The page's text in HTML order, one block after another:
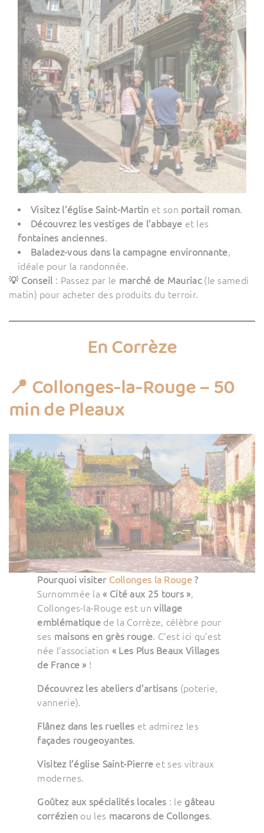
Visitez l’église Saint-Martin et son portail roman.
Découvrez les vestiges de l’abbaye et les
fontaines anciennes.
Baladez-vous dans la campagne environnante,
idéale pour la randonnée.
💡 Conseil : Passez par le marché de Mauriac(le samedi
matin) pour acheter des produits du terroir.
En Corrèze
📍 Collonges-la-Rouge – 50
min de Pleaux
Pourquoi visiter Collonges la Rouge?
Surnommée la« Cité aux 25 tours »,
Collonges-la-Rouge est unvillage
emblématique de la Corrèze, célèbre pour
ses maisons en grès rouge. C’est ici qu’est
née l’association « Les Plus Beaux Villages
de France » !
Découvrez les ateliers d’artisans (poterie,
vannerie).
Flânez dans les ruelles et admirez les
façades rougeoyantes.
Visitez l’église Saint-Pierre et ses vitraux
modernes.
Goûtez aux spécialités locales : le gâteau
corrézien ou les macarons de Collonges.